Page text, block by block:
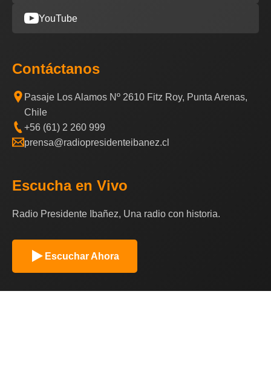
YouTube
Contáctanos
Pasaje Los Alamos Nº 2610 Fitz Roy, Punta Arenas,
Chile
+56 (61) 2 260 999
prensa@radiopresidenteibanez.cl
Escucha en Vivo
Radio Presidente Ibañez, Una radio con historia.
Escuchar Ahora